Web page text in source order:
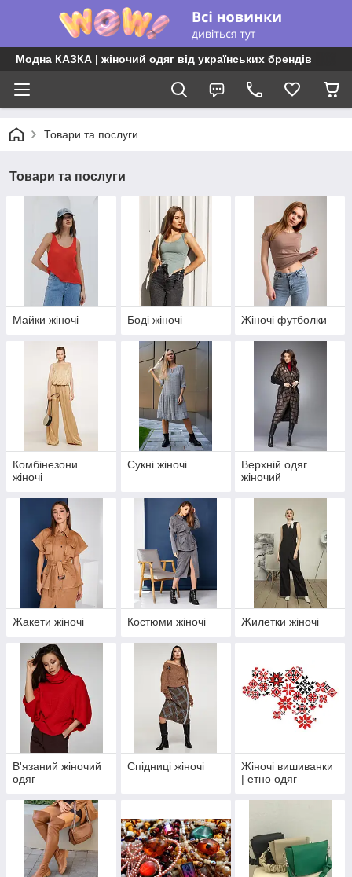
Модна КАЗКА | жіночий одяг від українських брендів
Товари та послуги
Товари та послуги
Майки жіночі Боді жіночі Жіночі футболки
Комбінезони
жіночі
Сукні жіночі
Верхній одяг
жіночий
Жакети жіночі Костюми жіночі Жилетки жіночі
В'язаний жіночий
одяг
Спідниці жіночі
Жіночі вишиванки
| етно одяг